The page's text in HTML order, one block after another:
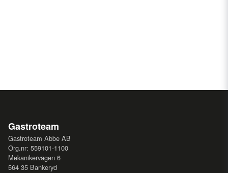
Gastroteam
Gastroteam Abbe AB
Org.nr: 559101-1100
Mekanikervägen 6
564 35 Bankeryd